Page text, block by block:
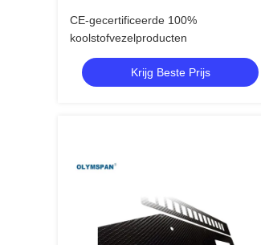
CE-gecertificeerde 100%
koolstofvezelproducten
Krijg Beste Prijs